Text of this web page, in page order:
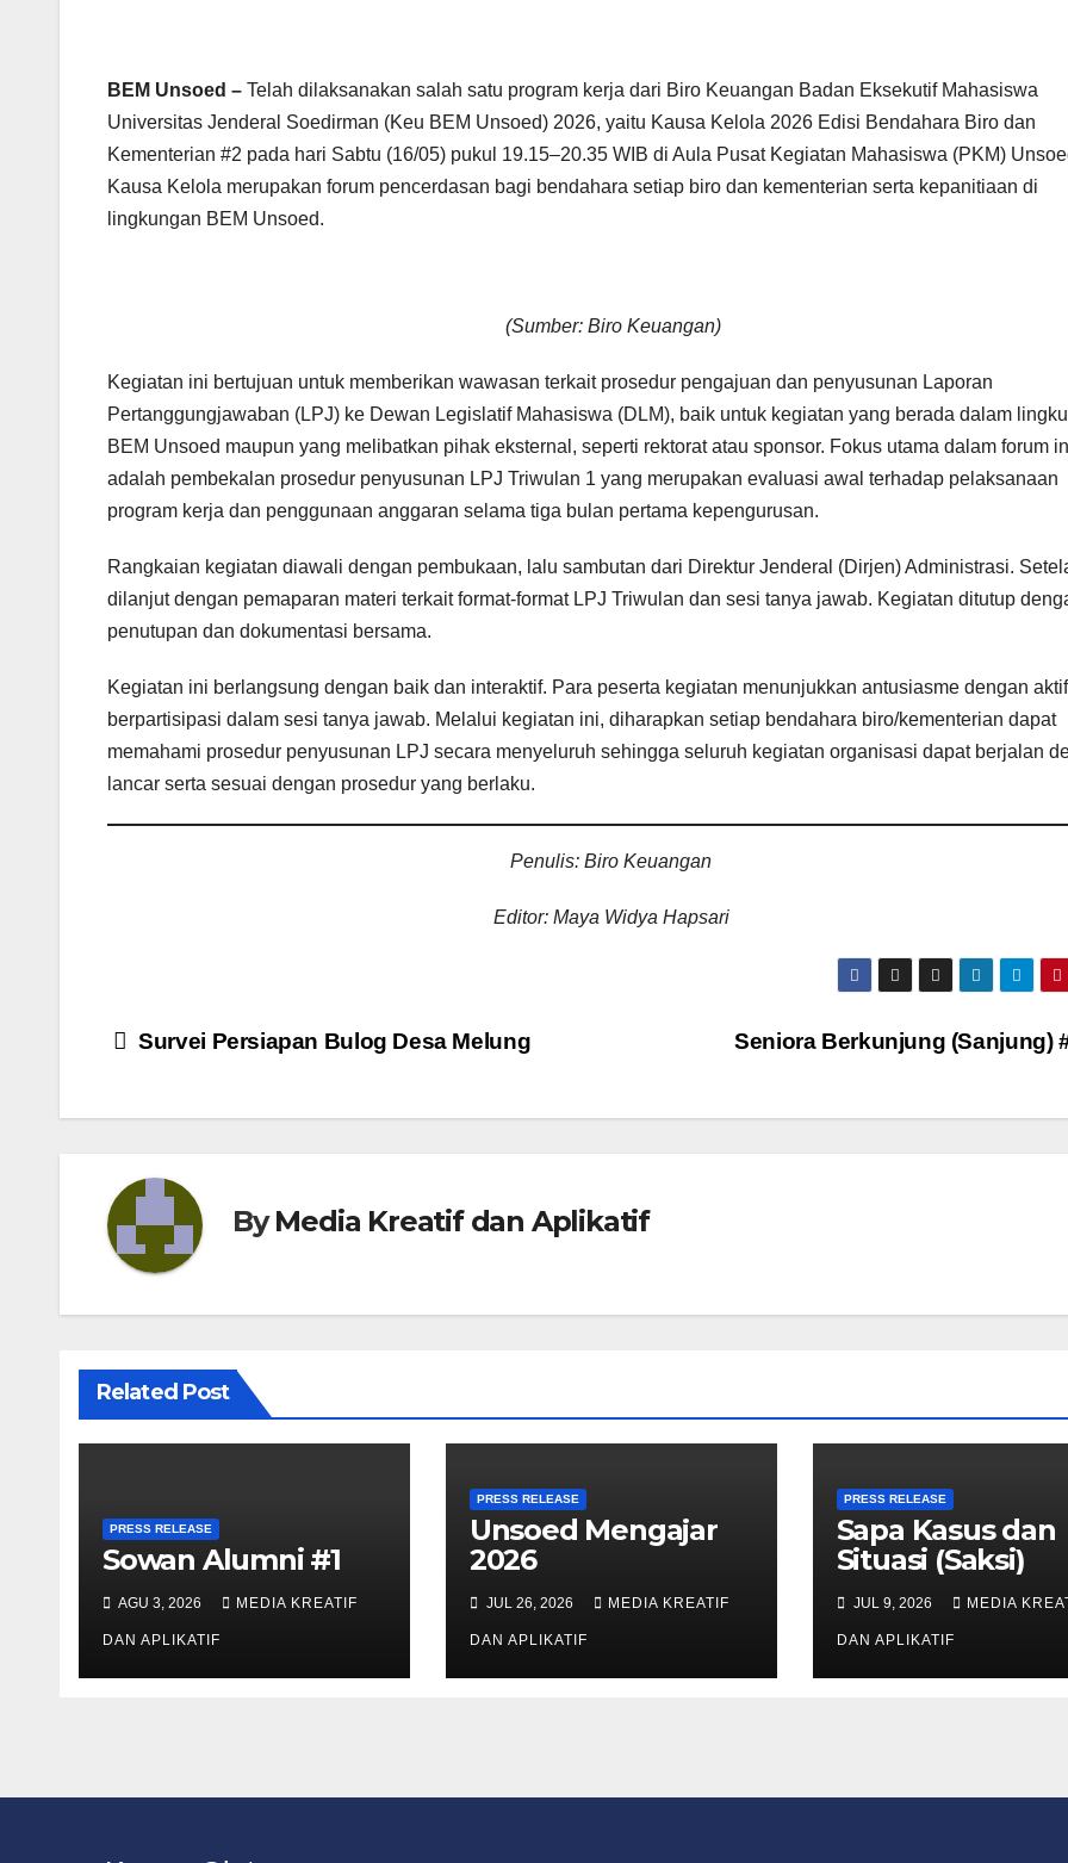
BEM Unsoed – Telah dilaksanakan salah satu program kerja dari Biro Keuangan Badan Eksekutif Mahasiswa
Universitas Jenderal Soedirman (Keu BEM Unsoed) 2026, yaitu Kausa Kelola 2026 Edisi Bendahara Biro dan
Kementerian #2 pada hari Sabtu (16/05) pukul 19.15–20.35 WIB di Aula Pusat Kegiatan Mahasiswa (PKM)
Kausa Kelola merupakan forum pencerdasan bagi bendahara setiap biro dan kementerian serta kepanitiaan di
lingkungan BEM Unsoed.
(Sumber: Biro Keuangan)
Kegiatan ini bertujuan untuk memberikan wawasan terkait prosedur pengajuan dan penyusunan Laporan
Pertanggungjawaban (LPJ) ke Dewan Legislatif Mahasiswa (DLM), baik untuk kegiatan yang berada dalam
BEM Unsoed maupun yang melibatkan pihak eksternal, seperti rektorat atau sponsor. Fokus utama dalam forum
adalah pembekalan prosedur penyusunan LPJ Triwulan 1 yang merupakan evaluasi awal terhadap pelaksanaan
program kerja dan penggunaan anggaran selama tiga bulan pertama kepengurusan.
Rangkaian kegiatan diawali dengan pembukaan, lalu sambutan dari Direktur Jenderal (Dirjen) Administrasi.
dilanjut dengan pemaparan materi terkait format-format LPJ Triwulan dan sesi tanya jawab. Kegiatan ditutup
penutupan dan dokumentasi bersama.
Kegiatan ini berlangsung dengan baik dan interaktif. Para peserta kegiatan menunjukkan antusiasme dengan aktif
berpartisipasi dalam sesi tanya jawab. Melalui kegiatan ini, diharapkan setiap bendahara biro/kementerian dapat
memahami prosedur penyusunan LPJ secara menyeluruh sehingga seluruh kegiatan organisasi dapat berjalan
lancar serta sesuai dengan prosedur yang berlaku.
Penulis: Biro Keuangan
Editor: Maya Widya Hapsari
Seniora Berkunjung (Sanjung)
Survei Persiapan Bulog Desa Melung
ByMedia Kreatif dan Aplikatif
Related Post
PRESS RELEASE
Sowan Alumni #1
AGU 3, 2026 MEDIA KREATIF
DAN APLIKATIF
PRESS RELEASE
Unsoed Mengajar
2026
JUL 26, 2026 MEDIA KREATIF
DAN APLIKATIF
PRESS RELEASE
Sapa Kasus dan
Situasi (Saksi)
JUL 9, 2026 MEDIA
DAN APLIKATIF